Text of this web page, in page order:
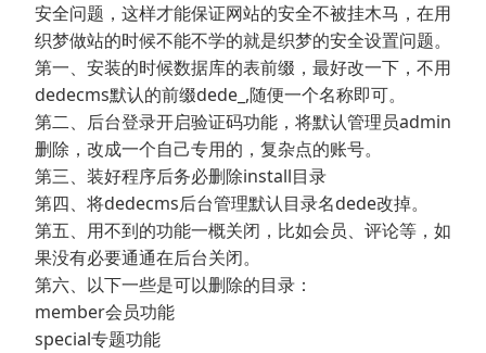
安全问题，这样才能保证网站的安全不被挂木马，在用
织梦做站的时候不能不学的就是织梦的安全设置问题。
第一、安装的时候数据库的表前缀，最好改一下，不用
dedecms默认的前缀dede_,随便一个名称即可。
第二、后台登录开启验证码功能，将默认管理员admin
删除，改成一个自己专用的，复杂点的账号。
第三、装好程序后务必删除install目录
第四、将dedecms后台管理默认目录名dede改掉。
第五、用不到的功能一概关闭，比如会员、评论等，如
果没有必要通通在后台关闭。
第六、以下一些是可以删除的目录：
member会员功能
special专题功能